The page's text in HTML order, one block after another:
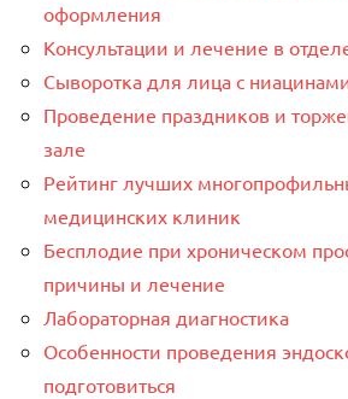
оформления
Консультации и лечение в
Сыворотка для лица с
Проведение праздников и
зале
Рейтинг лучших
медицинских клиник
Бесплодие при хроническом
причины и лечение
Лабораторная диагностика
Особенности проведения
подготовиться